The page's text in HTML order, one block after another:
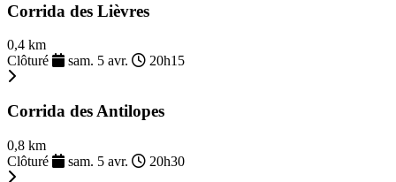
Corrida des Lièvres
0,4 km
Clôturé
sam. 5 avr. 20h15
Corrida des Antilopes
0,8 km
Clôturé
sam. 5 avr. 20h30